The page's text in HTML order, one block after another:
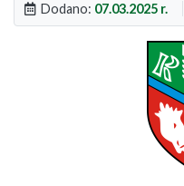
Dodano: 07.03.2025 r.